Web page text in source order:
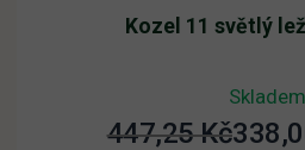
Kozel 11 světlý
Skladem
447,25Kč